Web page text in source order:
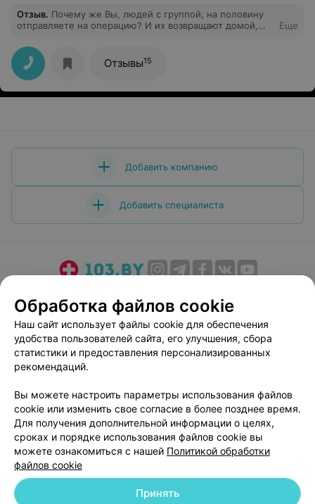
Отзыв. Почему же Вы, людей с группой, на половину
отправляете на операцию? И их возвращают домой,
операцию!!! Люди ждали очередь, что бы попасть на
операцию!!! Я не хочу кривить душой! Но желаю Вам
прочувствовать ту боль, что чувствуют эти люди! Всех
Вам благ!!!
Еще
Отзывы15
Добавить компанию
Добавить специалиста
Медицинский маркетинг
Публичный договор
Пользовательское соглашение
Способы оплаты
Вакансии
Партнеры
Написать руководителю 103.by
Персональные настройки cookie
Обработка персональных данных
Обработка файлов cookie
Наш сайт использует файлы cookie для обеспечения
удобства пользователей сайта, его улучшения, сбора
статистики и предоставления персонализированных
рекомендаций.
Вы можете настроить параметры использования файлов
cookie или изменить свое согласие в более позднее время.
Для получения дополнительной информации о целях,
сроках и порядке использования файлов cookie вы
можете ознакомиться с нашей Политикой обработки
файлов cookie
Принять